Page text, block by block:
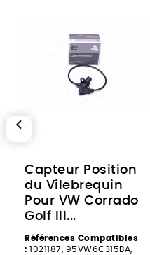
Capteur Position
du Vilebrequin
Pour VW Corrado
Golf III...
Références Compatibles
: 1021187, 95VW6C315BA,
chevron_left